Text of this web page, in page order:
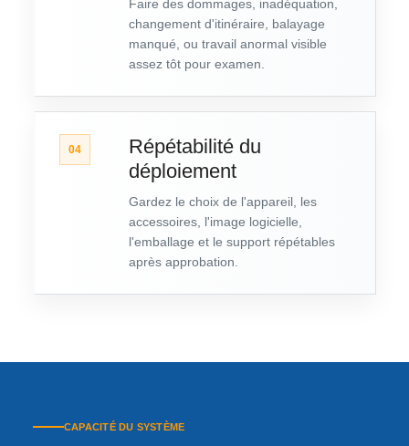
Faire des dommages, inadéquation,
changement d'itinéraire, balayage
manqué, ou travail anormal visible
assez tôt pour examen.
04
Répétabilité du
déploiement
Gardez le choix de l'appareil, les
accessoires, l'image logicielle,
l'emballage et le support répétables
après approbation.
CAPACITÉ DU SYSTÈME